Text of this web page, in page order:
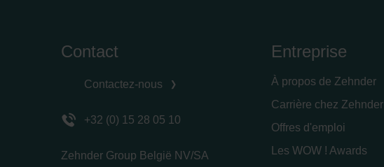
Contact
Contactez-nous
+32 (0) 15 28 05 10
Zehnder Group België NV/SA
Entreprise
À propos de Zehnder
Carrière chez Zehnder
Offres d'emploi
Les WOW ! Awards